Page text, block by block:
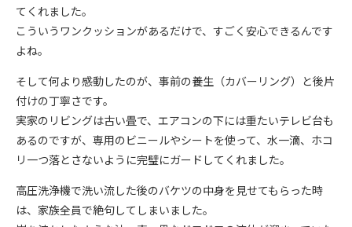
てくれました。
こういうワンクッションがあるだけで、すごく安心できるんです
よね。
そして何より感動したのが、事前の養生（カバーリング）と後片
付けの丁寧さです。
実家のリビングは古い畳で、エアコンの下には重たいテレビ台も
あるのですが、専用のビニールやシートを使って、水一滴、ホコ
リ一つ落とさないように完璧にガードしてくれました。
高圧洗浄機で洗い流した後のバケツの中身を見せてもらった時
は、家族全員で絶句してしまいました。